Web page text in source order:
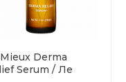
Derma
Serum / Ле